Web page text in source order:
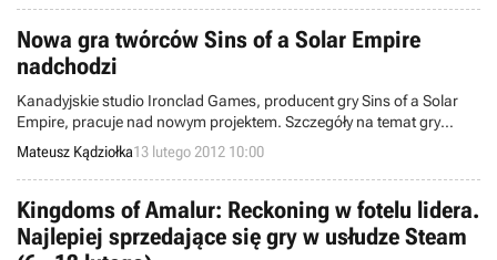
Nowa gra twórców Sins of a Solar Empire
nadchodzi
Kanadyjskie studio Ironclad Games, producent gry Sins of a Solar
Empire, pracuje nad nowym projektem. Szczegóły na temat gry
ukrywającej się pod skrótowcem SOADA zostaną ujawnione za 8
dni.
Mateusz Kądziołka13 lutego 2012 10:00
Kingdoms of Amalur: Reckoning w fotelu lidera.
Najlepiej sprzedające się gry w usłudze Steam